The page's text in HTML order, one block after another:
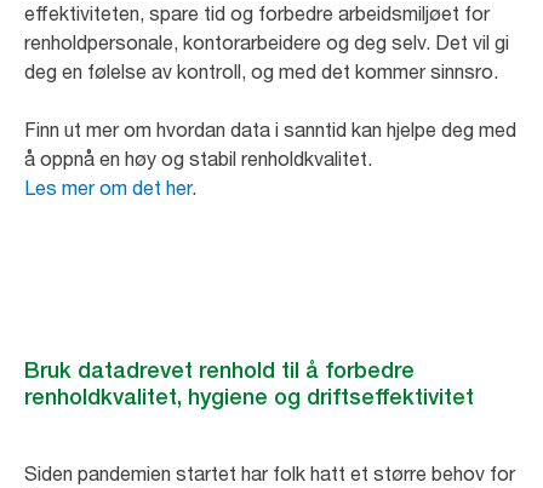
effektiviteten, spare tid og forbedre arbeidsmiljøet for
renholdpersonale, kontorarbeidere og deg selv. Det vil gi
deg en følelse av kontroll, og med det kommer sinnsro.
Finn ut mer om hvordan data i sanntid kan hjelpe deg med
å oppnå en høy og stabil renholdkvalitet.
Les mer om det her.
Bruk datadrevet renhold til å forbedre
renholdkvalitet, hygiene og driftseffektivitet
Siden pandemien startet har folk hatt et større behov for